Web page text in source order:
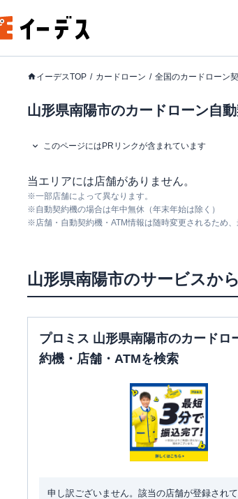
イーデスTOP カードローン 全国のカードローン
山形県南陽市のカードローン自
このページにはPRリンクが含まれています
当エリアには店舗がありません。
※一部店舗によって異なります。
※自動契約機の場合は年中無休（年末年始は除く）
※店舗・自動契約機・ATM情報は随時変更されるため
山形県南陽市のサービスか
プロミス 山形県南陽市のカードロ
約機・店舗・ATMを検索
申し訳ございません。該当の店舗が登録されて